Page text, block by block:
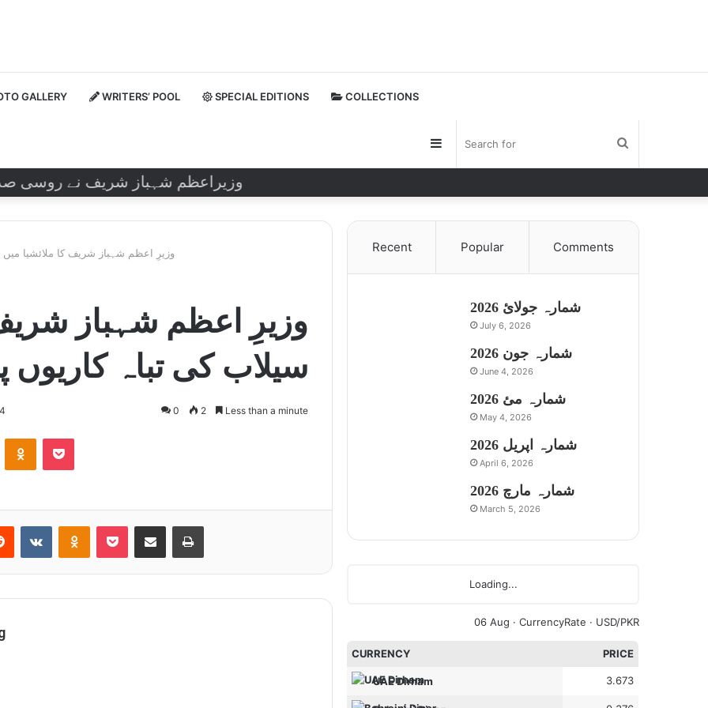
GALLERY WRITERS’ POOL SPECIAL EDITIONS COLLECTIONS
Sidebar
وزیراعظم شہباز شریف نے روسی صدر
وزیرِ اعظم شہباز شریف کا ملائشیا
وزیرِ اعظم شہباز
سیلاب کی تباہ
0 2 Less than a minute
Recent Popular Comments
شمارہ جولائ 2026
July 6, 2026
شمارہ جون 2026
June 4, 2026
شمارہ مئ 2026
May 4, 2026
شمارہ اپریل 2026
April 6, 2026
شمارہ مارچ 2026
March 5, 2026
Loading...
06 Aug · CurrencyRate · USD/PKR
CURRENCY PRICE
UAE Dirham 3.673